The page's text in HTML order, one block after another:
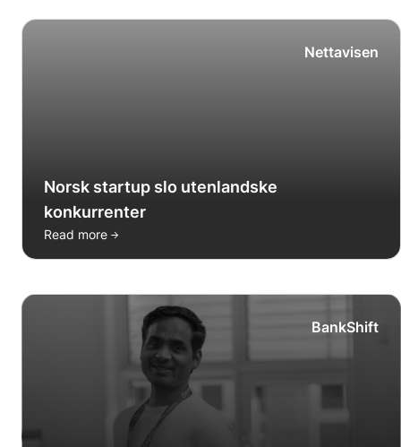
Nettavisen
Norsk startup slo utenlandske
konkurrenter
Read more →
BankShift